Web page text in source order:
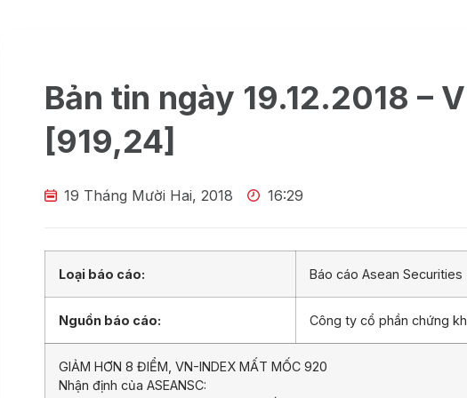
Bản tin ngày 19.12.2018 –
[919,24]
19 Tháng Mười Hai, 2018 16:29
Loại báo cáo: Báo cáo Asean Securities
Nguồn báo cáo: Công ty cổ phần chứng
GIẢM HƠN 8 ĐIỂM, VN-INDEX MẤT MỐC 920
Nhận định của ASEANSC: